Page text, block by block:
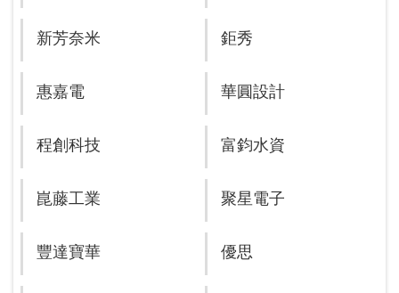
新芳奈米 鉅秀
惠嘉電 華圓設計
程創科技 富鈞水資
崑藤工業 聚星電子
豐達寶華 優思